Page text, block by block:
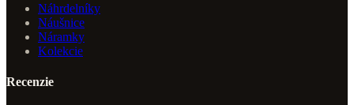
Náhrdelníky
Náušnice
Náramky
Kolekcie
Recenzie